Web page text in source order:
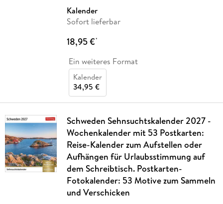
Kalender
Sofort lieferbar
18,95 €*
Ein weiteres Format
Kalender
34,95 €
Schweden Sehnsuchtskalender 2027 -
Wochenkalender mit 53 Postkarten:
Reise-Kalender zum Aufstellen oder
Aufhängen für Urlaubsstimmung auf
dem Schreibtisch. Postkarten-
Fotokalender: 53 Motive zum Sammeln
und Verschicken